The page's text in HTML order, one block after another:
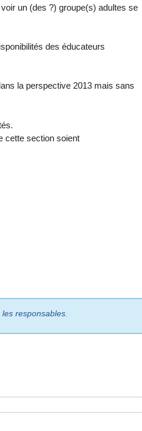
un (des ?) groupe(s) adultes se
des éducateurs
la perspective 2013 mais sans
cette section soient
responsables.